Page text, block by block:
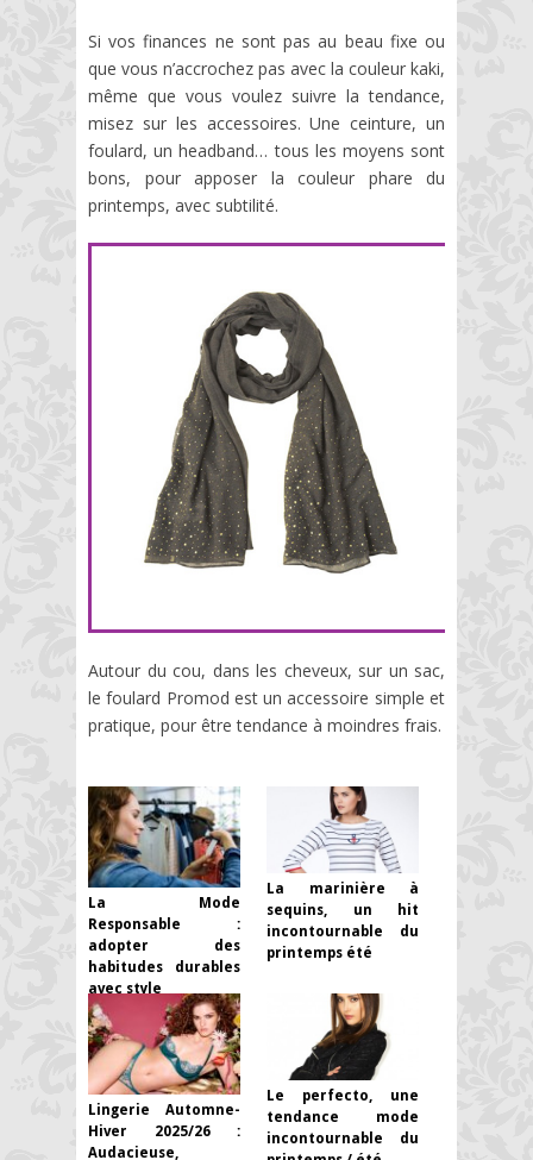
Si vos finances ne sont pas au beau fixe ou
que vous n’accrochez pas avec la couleur kaki,
même que vous voulez suivre la tendance,
misez sur les accessoires. Une ceinture, un
foulard, un headband… tous les moyens sont
bons, pour apposer la couleur phare du
printemps, avec subtilité.
Autour du cou, dans les cheveux, sur un sac,
le foulard Promod est un accessoire simple et
pratique, pour être tendance à moindres frais.
La Mode
Responsable :
adopter des
habitudes durables
avec style
La marinière à
sequins, un hit
incontournable du
printemps été
Lingerie Automne-
Hiver 2025/26 :
Audacieuse,
Le perfecto, une
tendance mode
incontournable du